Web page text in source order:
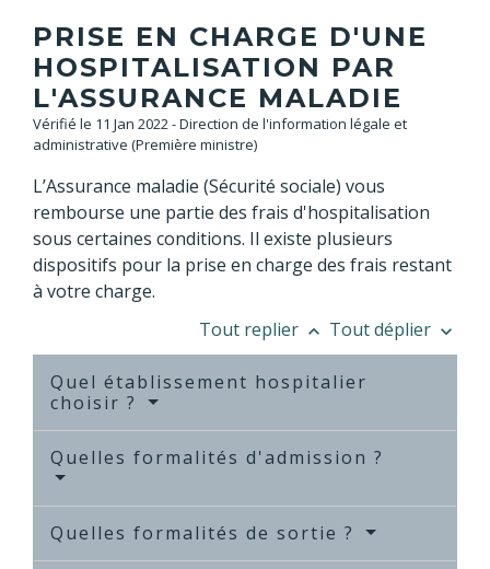
PRISE EN CHARGE D'UNE
HOSPITALISATION PAR
L'ASSURANCE MALADIE
Vérifié le 11 Jan 2022 - Direction de l'information légale et
administrative (Première ministre)
L’Assurance maladie (Sécurité sociale) vous
rembourse une partie des frais d'hospitalisation
sous certaines conditions. Il existe plusieurs
dispositifs pour la prise en charge des frais restant
à votre charge.
Tout replier keyboard_arrow_up Tout déplier keyboard_arrow_down
Quel établissement hospitalier
choisir ?
Quelles formalités d'admission ?
Quelles formalités de sortie ?